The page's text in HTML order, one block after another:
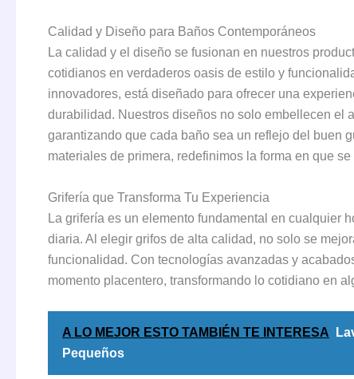
Calidad y Diseño para Baños Contemporáneos
La calidad y el diseño se fusionan en nuestros
cotidianos en verdaderos oasis de estilo y
innovadores, está diseñado para ofrecer una
durabilidad. Nuestros diseños no solo embellecen el
garantizando que cada baño sea un reflejo del buen
materiales de primera, redefinimos la forma en que
Grifería que Transforma Tu Experiencia
La grifería es un elemento fundamental en cualquier
diaria. Al elegir grifos de alta calidad, no solo se
funcionalidad. Con tecnologías avanzadas y
momento placentero, transformando lo cotidiano en
A LO MEJOR ESTO TAMBIÉN TE INTERESA
Pequeños